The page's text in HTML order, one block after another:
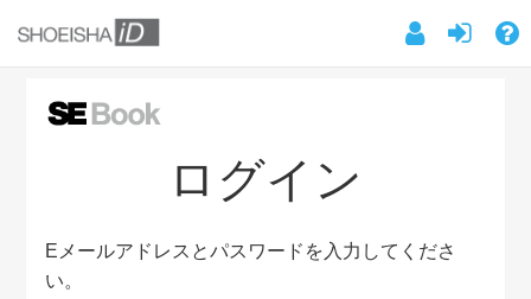
ログイン
Eメールアドレスとパスワードを入力してくださ
い。